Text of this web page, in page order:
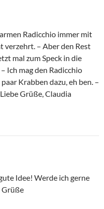
Radicchio immer mit
verzehrt. – Aber den Rest
mal zum Speck in die
Ich mag den Radicchio
Krabben dazu, eh ben. –
Grüße, Claudia
Idee! Werde ich gerne
Grüße